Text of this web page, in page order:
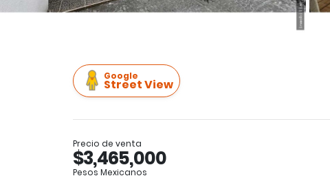
Google
Street View
Precio de venta
$3,465,000
Pesos Mexicanos